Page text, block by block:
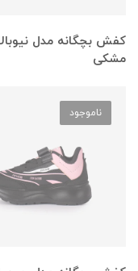
کفش بچگانه مدل
مشکی
ناموجود